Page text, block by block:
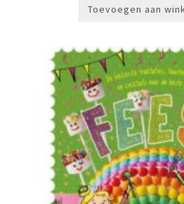
Toevoegen aan